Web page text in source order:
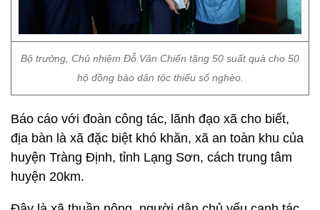
Bộ trưởng, Chủ nhiệm Đỗ Văn Chiến tặng 50 suất quà cho 50
hộ đồng bào dân tộc thiểu số nghèo.
Báo cáo với đoàn công tác, lãnh đạo xã cho biết,
địa bàn là xã đặc biệt khó khăn, xã an toàn khu của
huyện Tràng Định, tỉnh Lạng Sơn, cách trung tâm
huyện 20km.